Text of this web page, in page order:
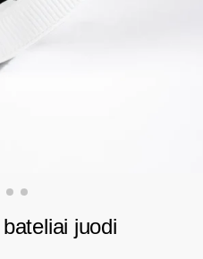
juodi